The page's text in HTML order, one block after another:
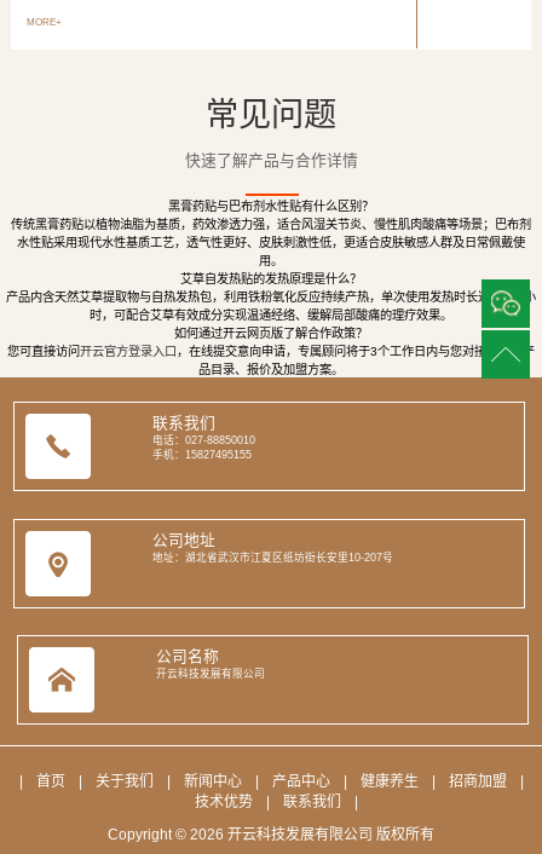
MORE+
常见问题
快速了解产品与合作详情
黑膏药贴与巴布剂水性贴有什么区别？
传统黑膏药贴以植物油脂为基质，药效渗透力强，适合风湿关节炎、慢性肌肉酸痛等场景；巴布剂
水性贴采用现代水性基质工艺，透气性更好、皮肤刺激性低，更适合皮肤敏感人群及日常佩戴使
用。
艾草自发热贴的发热原理是什么？
产品内含天然艾草提取物与自热发热包，利用铁粉氧化反应持续产热，单次使用发热时长达8至12小
时，可配合艾草有效成分实现温通经络、缓解局部酸痛的理疗效果。
如何通过开云网页版了解合作政策？
您可直接访问 开云官方登录入口，在线提交意向申请，专属顾问将于3个工作日内与您对接，提供产
品目录、报价及加盟方案。
联系我们
电话：027-88850010
手机：15827495155
公司地址
地址：湖北省武汉市江夏区纸坊街长安里10-207号
公司名称
开云科技发展有限公司
首页 关于我们 新闻中心 产品中心 健康养生 招商加盟
技术优势
联系我们
Copyright © 2026 开云科技发展有限公司 版权所有